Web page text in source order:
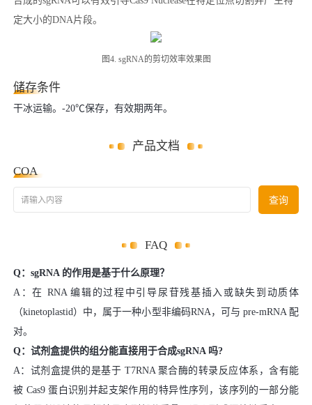
定大小的DNA片段。
图4. sgRNA的剪切效率效果图
储存条件
干冰运输。-20℃保存，有效期两年。
产品文档
COA
请输入内容 查询
FAQ
Q：sgRNA 的作用是基于什么原理？
A：在 RNA 编辑的过程中引导尿苷残基插入或缺失到动质体
（kinetoplastid）中，属于一种小型非编码RNA，可与 pre-mRNA 配
对。
Q：试剂盒提供的组分能直接用于合成sgRNA 吗?
A：试剂盒提供的是基于 T7RNA 聚合酶的转录反应体系，含有能
被 Cas9 蛋白识别并起支架作用的特异性序列，该序列的一部分能